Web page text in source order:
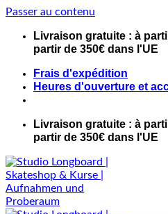
Passer au contenu
Livraison gratuite : à
partir de 350€ dans l'UE
Frais d'expédition
Heures d'ouverture et
Livraison gratuite : à
partir de 350€ dans l'UE